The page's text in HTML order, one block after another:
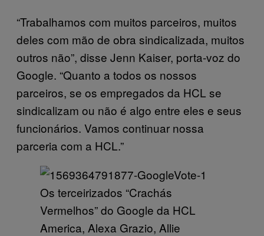
“Trabalhamos com muitos parceiros, muitos
deles com mão de obra sindicalizada, muitos
outros não”, disse Jenn Kaiser, porta-voz do
Google. “Quanto a todos os nossos
parceiros, se os empregados da HCL se
sindicalizam ou não é algo entre eles e seus
funcionários. Vamos continuar nossa
parceria com a HCL.”
Os terceirizados “Crachás
Vermelhos” do Google da HCL
America, Alexa Grazio, Allie